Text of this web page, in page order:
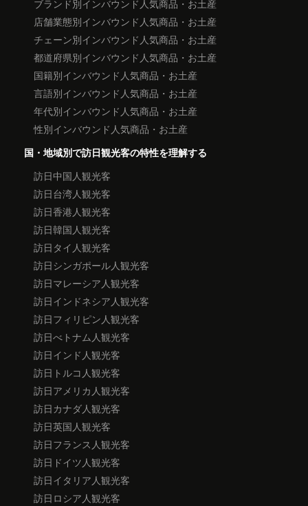
ブランド別インバウンド人気商品・お土産
店舗業態別インバウンド人気商品・お土産
チェーン別インバウンド人気商品・お土産
都道府県別インバウンド人気商品・お土産
国籍別インバウンド人気商品・お土産
言語別インバウンド人気商品・お土産
年代別インバウンド人気商品・お土産
性別インバウンド人気商品・お土産
国・地域別で訪日観光客の特性を理解する
訪日中国人観光客
訪日台湾人観光客
訪日香港人観光客
訪日韓国人観光客
訪日タイ人観光客
訪日シンガポール人観光客
訪日マレーシア人観光客
訪日インドネシア人観光客
訪日フィリピン人観光客
訪日べトナム人観光客
訪日インド人観光客
訪日トルコ人観光客
訪日アメリカ人観光客
訪日カナダ人観光客
訪日英国人観光客
訪日フランス人観光客
訪日ドイツ人観光客
訪日イタリア人観光客
訪日ロシア人観光客